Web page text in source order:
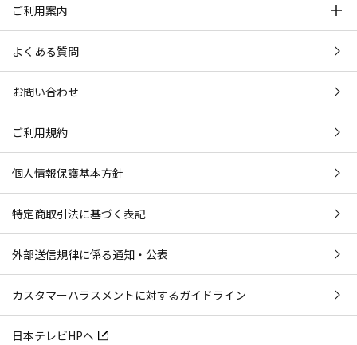
ご利用案内
よくある質問
お問い合わせ
ご利用規約
個人情報保護基本方針
特定商取引法に基づく表記
外部送信規律に係る通知・公表
カスタマーハラスメントに対するガイドライン
日本テレビHPへ